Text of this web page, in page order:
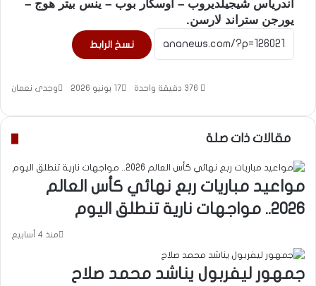
أندرياس شيجيلديروب – أوسكار بوب – ينس بيتر هوج –
يورجن ستراند لارسن.
نسخ الرابط
وجدى نعمان 17 يونيو 2026 دقيقة واحدة
مقالات ذات صلة
مواعيد مباريات ربع نهائي كأس العالم
2026.. مواجهات نارية تنطلق اليوم
منذ 4 أسابيع
جمهور ليفربول يناشد محمد صلاح